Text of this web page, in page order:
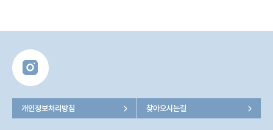
개인정보처리방침 찾아오시는길